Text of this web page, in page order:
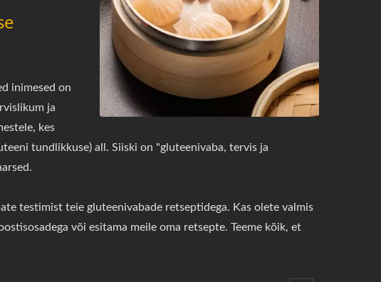
inimesed on
ja
kes
tundlikkuse) all. Siiski on "gluteenivaba, tervis ja
testimist teie gluteenivabade retseptidega. Kas olete valmis
või esitama meile oma retsepte. Teeme kõik, et